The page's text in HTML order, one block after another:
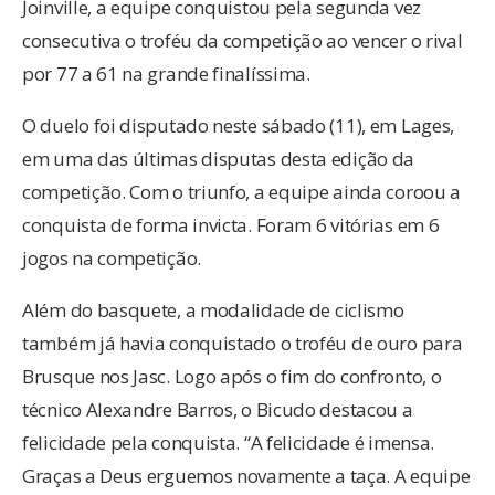
Joinville, a equipe conquistou pela segunda vez
consecutiva o troféu da competição ao vencer o rival
por 77 a 61 na grande finalíssima.
O duelo foi disputado neste sábado (11), em Lages,
em uma das últimas disputas desta edição da
competição. Com o triunfo, a equipe ainda coroou a
conquista de forma invicta. Foram 6 vitórias em 6
jogos na competição.
Além do basquete, a modalidade de ciclismo
também já havia conquistado o troféu de ouro para
Brusque nos Jasc. Logo após o fim do confronto, o
técnico Alexandre Barros, o Bicudo destacou a
felicidade pela conquista. “A felicidade é imensa.
Graças a Deus erguemos novamente a taça. A equipe